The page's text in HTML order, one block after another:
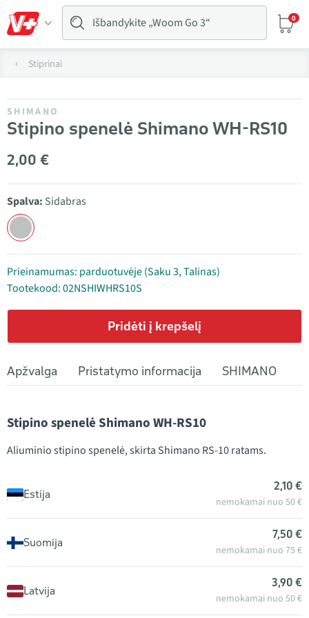
0
Stiprinai
SHIMANO
Stipino spenelė Shimano WH-RS10
2,00 €
Spalva: Sidabras
Prieinamumas: parduotuvėje (Saku 3, Talinas)
Tootekood: 02NSHIWHRS10S
Pridėti į krepšelį
Apžvalga Pristatymo informacija SHIMANO
Stipino spenelė Shimano WH-RS10
Aliuminio stipino spenelė, skirta Shimano RS-10 ratams.
Estija
2,10 €
nemokamai nuo 50 €
Suomija
7,50 €
nemokamai nuo 75 €
Latvija
3,90 €
nemokamai nuo 50 €